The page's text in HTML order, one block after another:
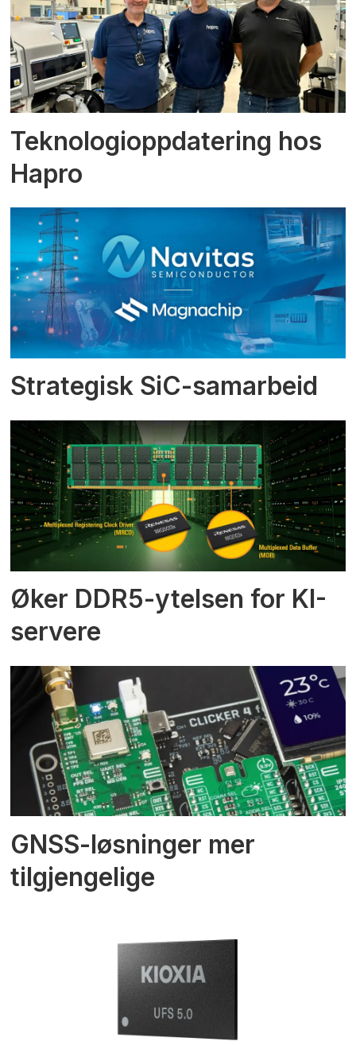
Teknologioppdatering hos
Hapro
Strategisk SiC-samarbeid
Øker DDR5-ytelsen for KI-
servere
GNSS-løsninger mer
tilgjengelige